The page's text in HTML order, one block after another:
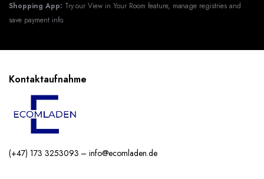
Shopping App: Try our View in Your Room feature, manage registries and
save payment info.
Kontaktaufnahme
(+47) 173 3253093 – info@ecomladen.de